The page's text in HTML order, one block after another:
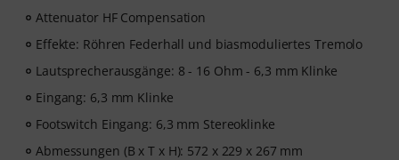
Attenuator HF Compensation
Effekte: Röhren Federhall und biasmoduliertes Tremolo
Lautsprecherausgänge: 8 - 16 Ohm - 6,3 mm Klinke
Eingang: 6,3 mm Klinke
Footswitch Eingang: 6,3 mm Stereoklinke
Abmessungen (B x T x H): 572 x 229 x 267 mm